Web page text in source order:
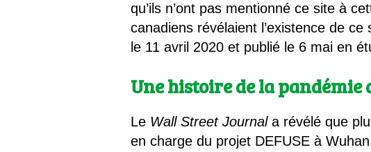
qu’ils n’ont pas mentionné ce site à
canadiens révélaient l’existence de ce
le 11 avril 2020 et publié le 6 mai en
Une histoire de la pandémie
Le Wall Street Journala révélé que
en charge du projet DEFUSE à